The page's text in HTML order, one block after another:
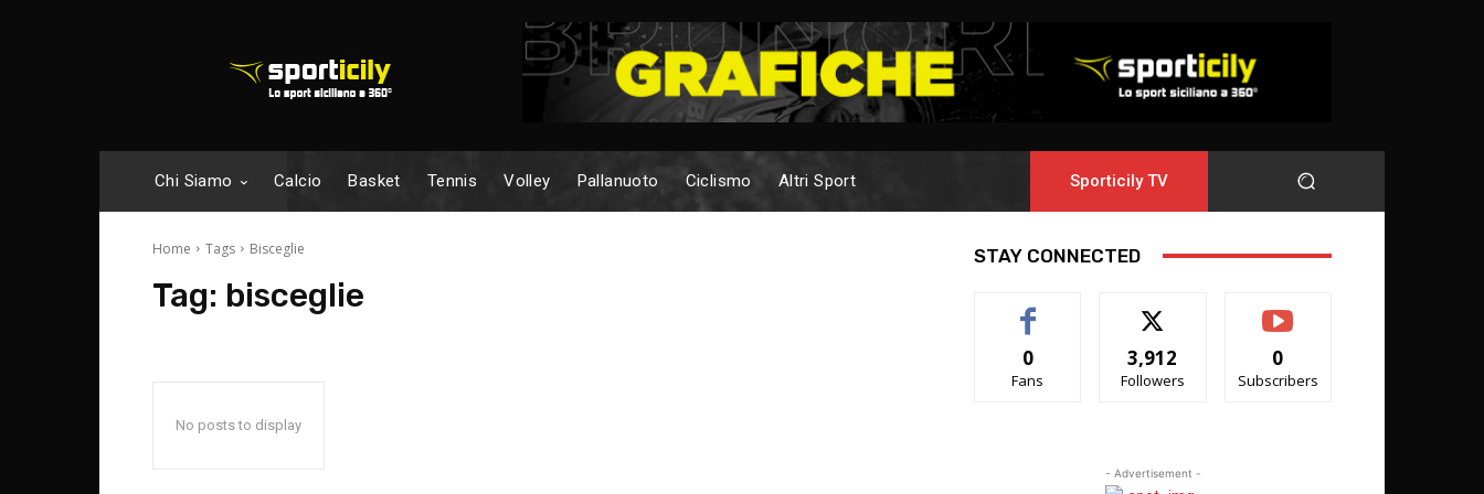
Chi Siamo Calcio Basket Tennis Volley Pallanuoto Ciclismo Altri Sport Sporticily TV
Home Tags Bisceglie
Tag: bisceglie
No posts to display
STAY CONNECTED
0
Fans
3,912
Followers
0
Subscribers
- Advertisement -